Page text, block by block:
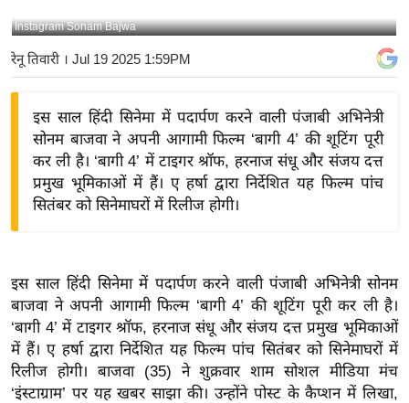
य
बि
ज़
वि
शे
ष
ज्ञ
रा
Instagram Sonam Bajwa
रेनू तिवारी । Jul 19 2025 1:59PM
इस साल हिंदी सिनेमा में पदार्पण करने वाली पंजाबी अभिनेत्री
सोनम बाजवा ने अपनी आगामी फिल्म ‘बागी 4’ की शूटिंग पूरी
कर ली है। ‘बागी 4’ में टाइगर श्रॉफ, हरनाज संधू और संजय दत्त
प्रमुख भूमिकाओं में हैं। ए हर्षा द्वारा निर्देशित यह फिल्म पांच
सितंबर को सिनेमाघरों में रिलीज होगी।
इस साल हिंदी सिनेमा में पदार्पण करने वाली पंजाबी अभिनेत्री सोनम
बाजवा ने अपनी आगामी फिल्म ‘बागी 4’ की शूटिंग पूरी कर ली है।
‘बागी 4’ में टाइगर श्रॉफ, हरनाज संधू और संजय दत्त प्रमुख भूमिकाओं
में हैं। ए हर्षा द्वारा निर्देशित यह फिल्म पांच सितंबर को सिनेमाघरों में
रिलीज होगी। बाजवा (35) ने शुक्रवार शाम सोशल मीडिया मंच
‘इंस्टाग्राम’ पर यह खबर साझा की। उन्होंने पोस्ट के कैप्शन में लिखा,